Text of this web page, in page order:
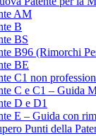
AM
B
BS
B96 (Rimorchi
BE
C1 non
C e C1 – Guida
D e D1
E – Guida con
Punti della